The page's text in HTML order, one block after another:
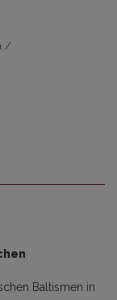
/
Baltismen in